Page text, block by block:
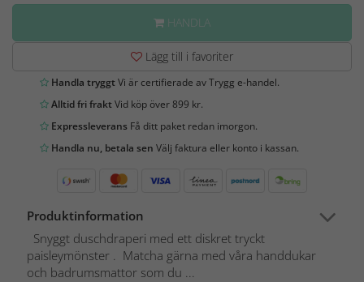
HANDLA
Lägg till i favoriter
Handla tryggtVi är certifierade av Trygg e-handel.
Alltid fri fraktVid köp över 899 kr.
Expressleverans Få ditt paket redan imorgon.
Handla nu, betala sen Välj faktura eller konto i kassan.
Produktinformation
Snyggt duschdraperi med ett diskret tryckt
paisleymönster . Matcha gärna med våra handdukar
och badrumsmattor som du ...